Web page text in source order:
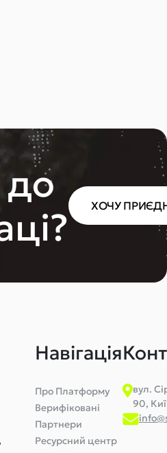
до
ХОЧУ
Навігація
Про Платформу
Верифіковані
Партнери
Ресурсний центр
вул.
90,